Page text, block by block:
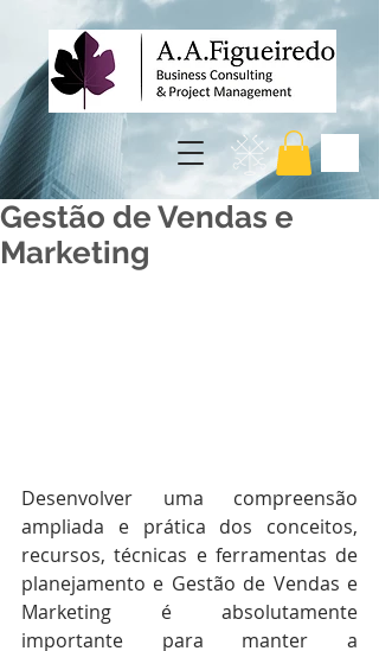
Gestão de Vendas e
Marketing
Desenvolver uma compreensão
ampliada e prática dos conceitos,
recursos, técnicas e ferramentas de
planejamento e Gestão de Vendas e
Marketing é absolutamente
importante para manter a